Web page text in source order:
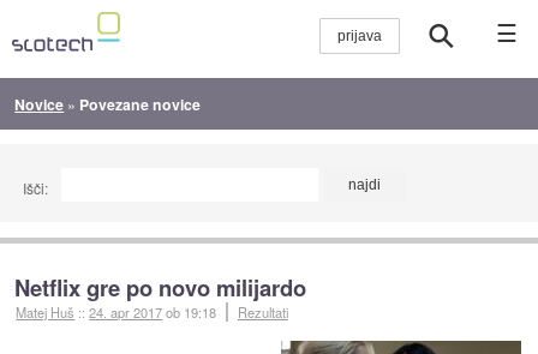
☰
Novice » Povezane novice
Išči:
Netflix gre po novo milijardo
Matej Huš ::24. apr 2017ob 19:18 Rezultati